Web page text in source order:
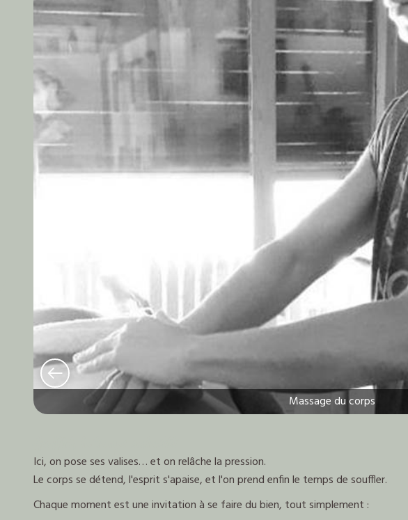
Massage du corps
Ici, on pose ses valises… et on relâche la pression.
Le corps se détend, l'esprit s'apaise, et l'on prend enfin le temps de souffler.
Chaque moment est une invitation à se faire du bien, tout simplement :